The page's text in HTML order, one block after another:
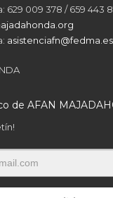
629 009 378 / 659 443
asistenciafn@fedma.es
de AFAN